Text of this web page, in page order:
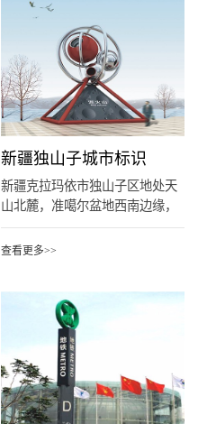
新疆独山子城市标识
新疆克拉玛依市独山子区地处天
山北麓，准噶尔盆地西南边缘，
南屏...
查看更多>>